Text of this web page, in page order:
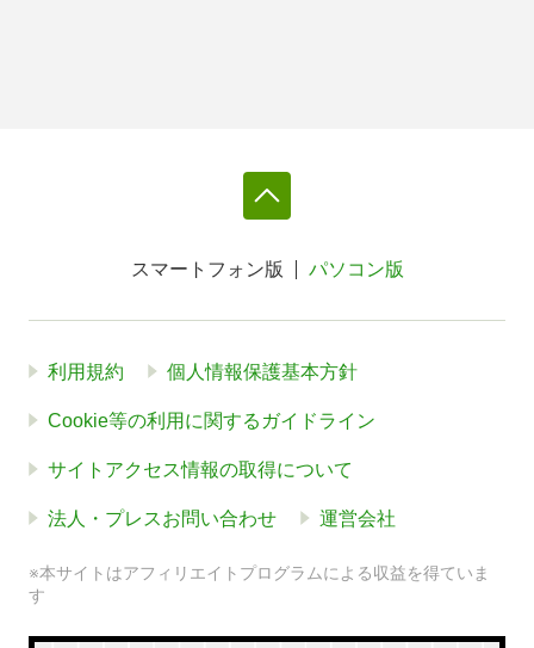
スマートフォン版 パソコン版
利用規約 個人情報保護基本方針
Cookie等の利用に関するガイドライン
サイトアクセス情報の取得について
法人・プレスお問い合わせ 運営会社
※本サイトはアフィリエイトプログラムによる収益を得ていま
す